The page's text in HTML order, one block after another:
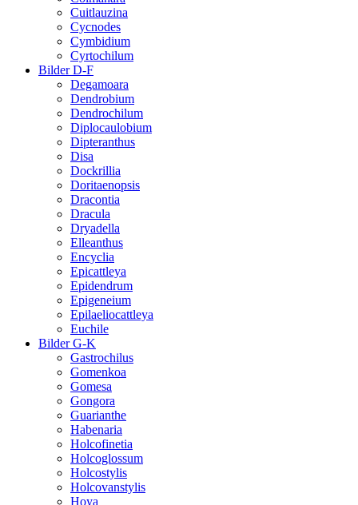
Cuitlauzina
Cycnodes
Cymbidium
Cyrtochilum
Bilder D-F
Degamoara
Dendrobium
Dendrochilum
Diplocaulobium
Dipteranthus
Disa
Dockrillia
Doritaenopsis
Dracontia
Dracula
Dryadella
Elleanthus
Encyclia
Epicattleya
Epidendrum
Epigeneium
Epilaeliocattleya
Euchile
Bilder G-K
Gastrochilus
Gomenkoa
Gomesa
Gongora
Guarianthe
Habenaria
Holcofinetia
Holcoglossum
Holcostylis
Holcovanstylis
Hoya